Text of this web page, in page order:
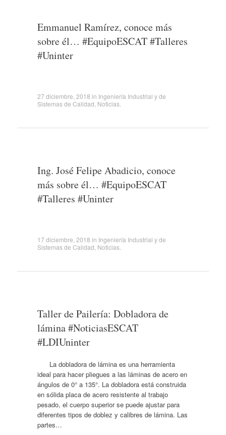
Emmanuel Ramírez, conoce más
sobre él… #EquipoESCAT #Talleres
#Uninter
27 diciembre, 2018 in Ingeniería Industrial y de
Sistemas de Calidad Noticias.
Ing. José Felipe Abadicio, conoce
más sobre él… #EquipoESCAT
#Talleres #Uninter
17 diciembre, 2018 in Ingeniería Industrial y de
Sistemas de Calidad Noticias.
Taller de Pailería: Dobladora de
lámina #NoticiasESCAT
#LDIUninter
La dobladora de lámina es una herramienta
ideal para hacer pliegues a las láminas de acero en
ángulos de 0° a 135°. La dobladora está construida
en sólida placa de acero resistente al trabajo
pesado, el cuerpo superior se puede ajustar para
diferentes tipos de doblez y calibres de lámina. Las
partes…